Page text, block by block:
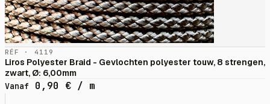
RÉF · 4119
Liros Polyester Braid - Gevlochten polyester touw, 8 strengen,
zwart, Ø: 6,00mm
Vanaf
0,90 € / m